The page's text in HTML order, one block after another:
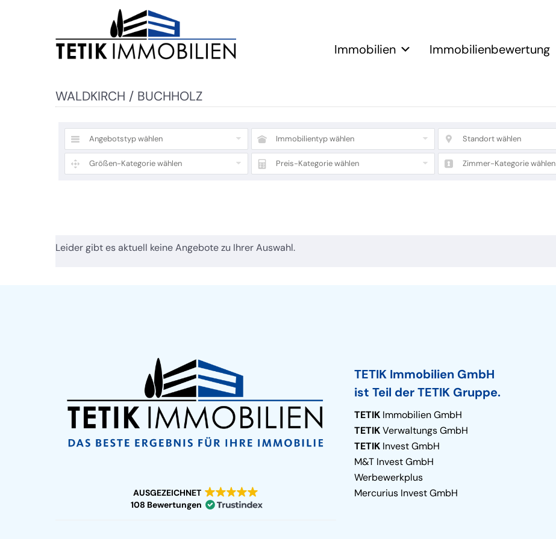
Immobilien Immobilienbewertung
WALDKIRCH / BUCHHOLZ
Angebotstyp wählen Immobilientyp wählen Standort wählen
Größen-Kategorie wählen Preis-Kategorie wählen Zimmer-Kategorie wählen
Leider gibt es aktuell keine Angebote zu Ihrer Auswahl.
AUSGEZEICHNET
108 Bewertungen
TETIK Immobilien GmbH
ist Teil der TETIK Gruppe.
TETIKImmobilien GmbH
TETIKVerwaltungs GmbH
TETIKInvest GmbH
M&T Invest GmbH
Werbewerkplus
Mercurius Invest GmbH